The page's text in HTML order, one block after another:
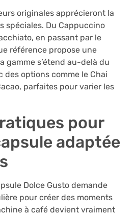
originales apprécieront la
spéciales. Du Cappuccino
en passant par le
référence propose une
gamme s’étend au-delà du
options comme le Chai
parfaites pour varier les
pour
adaptée
Dolce Gusto demande
pour créer des moments
à café devient vraiment